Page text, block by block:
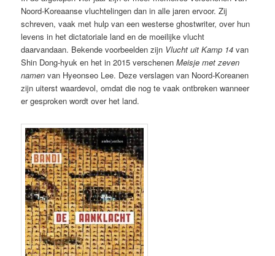
Noord-Koreaanse vluchtelingen dan in alle jaren ervoor. Zij
schreven, vaak met hulp van een westerse ghostwriter, over hun
levens in het dictatoriale land en de moeilijke vlucht
daarvandaan. Bekende voorbeelden zijn Vlucht uit Kamp 14 van
Shin Dong-hyuk en het in 2015 verschenenMeisje met zeven
namen van Hyeonseo Lee. Deze verslagen van Noord-Koreanen
zijn uiterst waardevol, omdat die nog te vaak ontbreken wanneer
er gesproken wordt over het land.